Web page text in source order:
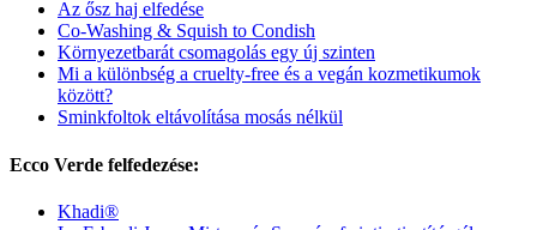
Az ősz haj elfedése
Co-Washing & Squish to Condish
Környezetbarát csomagolás egy új szinten
Mi a különbség a cruelty-free és a vegán kozmetikumok
között?
Sminkfoltok eltávolítása mosás nélkül
Ecco Verde felfedezése:
Khadi®